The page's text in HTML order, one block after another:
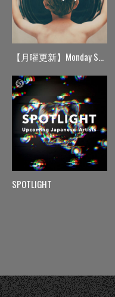
【月曜更新】Monday Spin
SPOTLIGHT